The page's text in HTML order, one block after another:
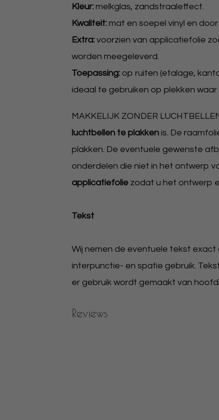
Kleur: melkglas, zandstraaleffect.
Kwaliteit: mat en soepel vinyl en
Extra: voorzien van applicatiefolie
worden meegeleverd.
Toepassing: op ruiten (etalage,
ideaal te gebruiken op plekken waar
MAKKELIJK ZONDER
luchtbellen te plakken is. De
plakken. De eventuele gewenste
onderdelen die niet in het ontwerp
applicatiefolie zodat u het ontwerp
Tekst
Wij nemen de eventuele tekst exact
interpunctie- en spatie gebruik.
er gebruik wordt gemaakt van
Reviews